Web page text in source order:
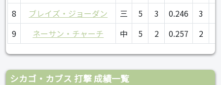
8 ブレイズ・ジョーダン 三 5 3 0.246 3
9
ネーサン・チャーチ 中 5 2 0.257 2
シカゴ・カブス 打撃 成績一覧